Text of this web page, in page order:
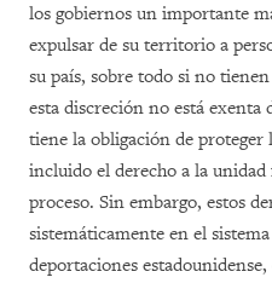
los gobiernos un importante
expulsar de su territorio a
su país, sobre todo si no
esta discreción no está exenta
tiene la obligación de proteger
incluido el derecho a la
proceso. Sin embargo, estos
sistemáticamente en el
deportaciones